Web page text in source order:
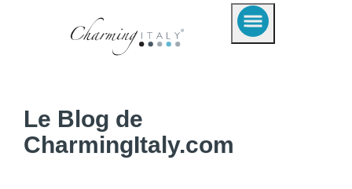
Le Blog de
CharmingItaly.com